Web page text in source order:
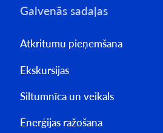
Galvenās sadaļas
Atkritumu pieņemšana
Ekskursijas
Siltumnīca un veikals
Enerģijas ražošana